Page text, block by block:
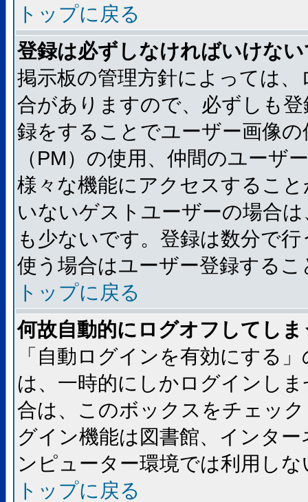
トップに戻る
登録は必ずしなければいけな
掲示板の管理方針によっては
合がありますので、必ずしも
録をすることでユーザー画像
（PM）の使用、仲間のユーザ
様々な機能にアクセスするこ
いないゲストユーザーの場合
も少ないです。登録は数分で
使う場合はユーザー登録する
トップに戻る
何故自動的にログオフしてし
「自動ログインを有効にする
は、一時的にしかログインし
合は、このボックスをチェッ
グイン機能は図書館、インタ
ンピューター環境では利用し
トップに戻る